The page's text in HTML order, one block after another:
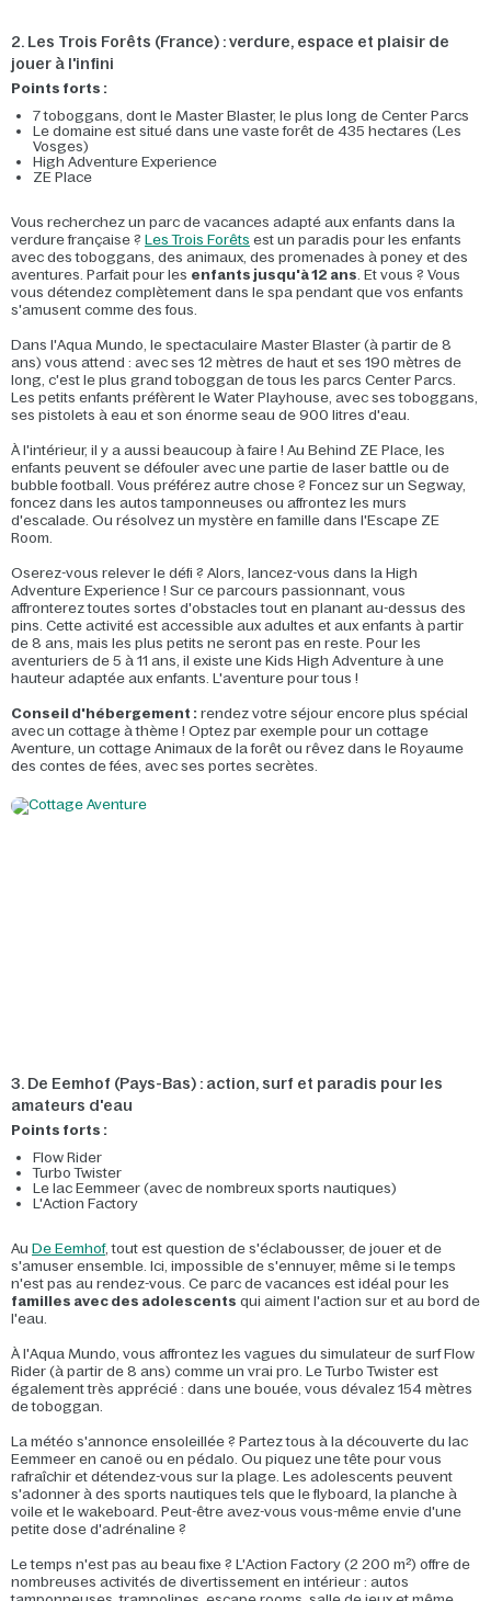
2. Les Trois Forêts (France) : verdure, espace et plaisir de
jouer à l'infini
Points forts :
7 toboggans, dont le Master Blaster, le plus long de Center Parcs
Le domaine est situé dans une vaste forêt de 435 hectares (Les
Vosges)
High Adventure Experience
ZE Place
Vous recherchez un parc de vacances adapté aux enfants dans la
verdure française ? Les Trois Forêts est un paradis pour les enfants
avec des toboggans, des animaux, des promenades à poney et des
aventures. Parfait pour les enfants jusqu'à 12 ans. Et vous ? Vous
vous détendez complètement dans le spa pendant que vos enfants
s'amusent comme des fous.
Dans l'Aqua Mundo, le spectaculaire Master Blaster (à partir de 8
ans) vous attend : avec ses 12 mètres de haut et ses 190 mètres de
long, c'est le plus grand toboggan de tous les parcs Center Parcs.
Les petits enfants préfèrent le Water Playhouse, avec ses toboggans,
ses pistolets à eau et son énorme seau de 900 litres d'eau.
À l'intérieur, il y a aussi beaucoup à faire ! Au Behind ZE Place, les
enfants peuvent se défouler avec une partie de laser battle ou de
bubble football. Vous préférez autre chose ? Foncez sur un Segway,
foncez dans les autos tamponneuses ou affrontez les murs
d'escalade. Ou résolvez un mystère en famille dans l'Escape ZE
Room.
Oserez-vous relever le défi ? Alors, lancez-vous dans la High
Adventure Experience ! Sur ce parcours passionnant, vous
affronterez toutes sortes d'obstacles tout en planant au-dessus des
pins. Cette activité est accessible aux adultes et aux enfants à partir
de 8 ans, mais les plus petits ne seront pas en reste. Pour les
aventuriers de 5 à 11 ans, il existe une Kids High Adventure à une
hauteur adaptée aux enfants. L'aventure pour tous !
Conseil d'hébergement : rendez votre séjour encore plus spécial
avec un cottage à thème ! Optez par exemple pour un cottage
Aventure, un cottage Animaux de la forêt ou rêvez dans le Royaume
des contes de fées, avec ses portes secrètes.
3. De Eemhof (Pays-Bas) : action, surf et paradis pour les
amateurs d'eau
Points forts :
Flow Rider
Turbo Twister
Le lac Eemmeer (avec de nombreux sports nautiques)
L'Action Factory
Au De Eemhof, tout est question de s'éclabousser, de jouer et de
s'amuser ensemble. Ici, impossible de s'ennuyer, même si le temps
n'est pas au rendez-vous. Ce parc de vacances est idéal pour les
familles avec des adolescents qui aiment l'action sur et au bord de
l'eau.
À l'Aqua Mundo, vous affrontez les vagues du simulateur de surf Flow
Rider (à partir de 8 ans) comme un vrai pro. Le Turbo Twister est
également très apprécié : dans une bouée, vous dévalez 154 mètres
de toboggan.
La météo s'annonce ensoleillée ? Partez tous à la découverte du lac
Eemmeer en canoë ou en pédalo. Ou piquez une tête pour vous
rafraîchir et détendez-vous sur la plage. Les adolescents peuvent
s'adonner à des sports nautiques tels que le flyboard, la planche à
voile et le wakeboard. Peut-être avez-vous vous-même envie d'une
petite dose d'adrénaline ?
Le temps n'est pas au beau fixe ? L'Action Factory (2 200 m²) offre de
nombreuses activités de divertissement en intérieur : autos